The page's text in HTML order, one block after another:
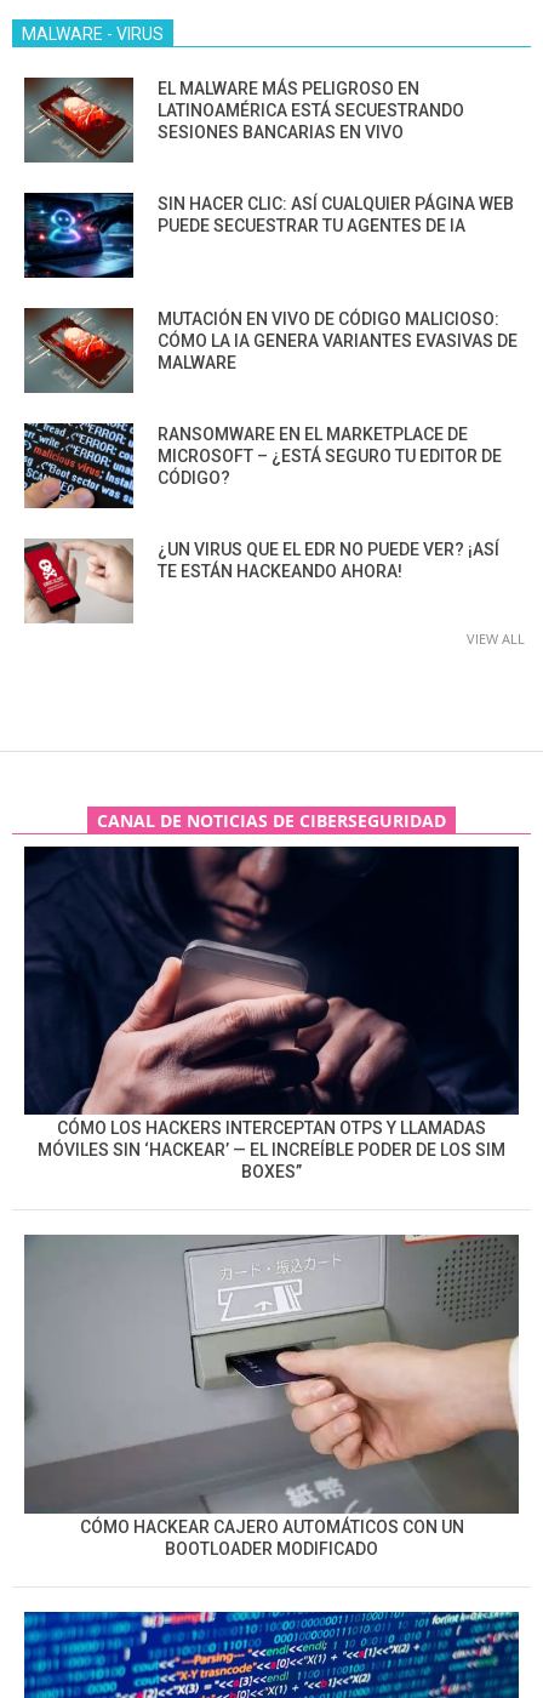
MALWARE - VIRUS
EL MALWARE MÁS PELIGROSO EN
LATINOAMÉRICA ESTÁ SECUESTRANDO
SESIONES BANCARIAS EN VIVO
SIN HACER CLIC: ASÍ CUALQUIER PÁGINA WEB
PUEDE SECUESTRAR TU AGENTES DE IA
MUTACIÓN EN VIVO DE CÓDIGO MALICIOSO:
CÓMO LA IA GENERA VARIANTES EVASIVAS DE
MALWARE
RANSOMWARE EN EL MARKETPLACE DE
MICROSOFT – ¿ESTÁ SEGURO TU EDITOR DE
CÓDIGO?
¿UN VIRUS QUE EL EDR NO PUEDE VER? ¡ASÍ
TE ESTÁN HACKEANDO AHORA!
VIEW ALL
CANAL DE NOTICIAS DE CIBERSEGURIDAD
CÓMO LOS HACKERS INTERCEPTAN OTPS Y LLAMADAS
MÓVILES SIN ‘HACKEAR’ — EL INCREÍBLE PODER DE LOS SIM
BOXES”
CÓMO HACKEAR CAJERO AUTOMÁTICOS CON UN
BOOTLOADER MODIFICADO